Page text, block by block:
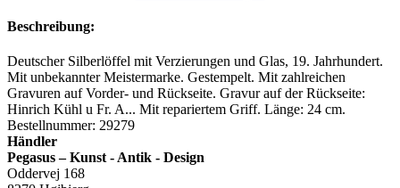
Beschreibung:
Deutscher Silberlöffel mit Verzierungen und Glas, 19. Jahrhundert.
Mit unbekannter Meistermarke. Gestempelt. Mit zahlreichen
Gravuren auf Vorder- und Rückseite. Gravur auf der Rückseite:
Hinrich Kühl u Fr. A... Mit repariertem Griff. Länge: 24 cm.
Bestellnummer: 29279
Händler
Pegasus – Kunst - Antik - Design
Oddervej 168